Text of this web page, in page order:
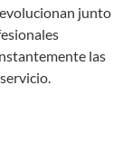
junto
las